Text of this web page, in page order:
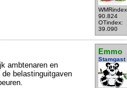
90.824
OTindex:
39.090
Emmo
Stamgast
ambtenaren en
belastinguitgaven